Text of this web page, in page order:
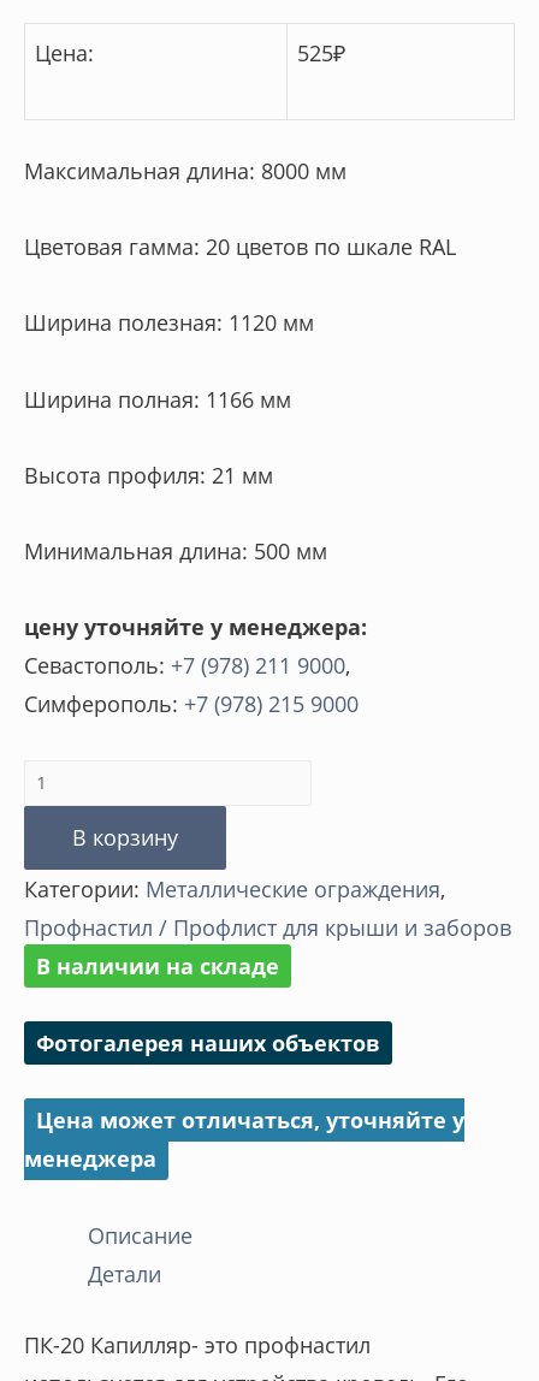
Цена: 525₽
Максимальная длина: 8000 мм
Цветовая гамма: 20 цветов по шкале RAL
Ширина полезная: 1120 мм
Ширина полная: 1166 мм
Высота профиля: 21 мм
Минимальная длина: 500 мм
цену уточняйте у менеджера:
Севастополь: +7 (978) 211 9000,
Симферополь: +7 (978) 215 9000
Количество
товара
Профнастил
-
ПК-20
Капилляр
В корзину
Категории: Металлические ограждения,
Профнастил / Профлист для крыши и заборов
В наличии на складе
Фотогалерея наших объектов
Цена может отличаться, уточняйте у
менеджера
Описание
Детали
ПК-20 Капилляр- это профнастил